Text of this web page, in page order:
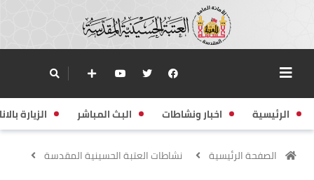
الرئيسية اخبار ونشاطات البث المباشر الزيارة
الصفحة الرئيسية نشاطات العتبة الحسينية المقدسة